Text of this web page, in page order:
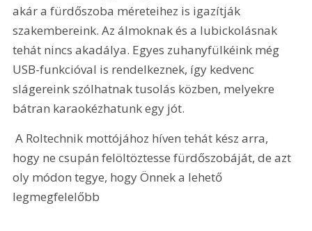
akár a fürdőszoba méreteihez is igazítják
szakembereink. Az álmoknak és a lubickolásnak
tehát nincs akadálya. Egyes zuhanyfülkéink még
USB-funkcióval is rendelkeznek, így kedvenc
slágereink szólhatnak tusolás közben, melyekre
bátran karaokézhatunk egy jót.
A Roltechnik mottójához híven tehát kész arra,
hogy ne csupán felöltöztesse fürdőszobáját, de azt
oly módon tegye, hogy Önnek a lehető
legmegfelelőbb